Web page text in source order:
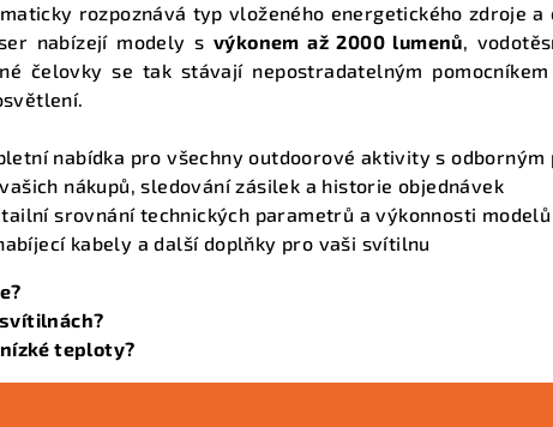
p
r
v
y
v
ý
p
rozpoznává typ vloženého energetického zdroje
nabízejí modely s výkonem až 2000 lumenů,
čelovky se tak stávají nepostradatelným
nabídka pro všechny outdoorové aktivity s odborným
nákupů, sledování zásilek a historie objednávek
srovnání technických parametrů a výkonnosti modelů
kabely a další doplňky pro vaši svítilnu
teploty?